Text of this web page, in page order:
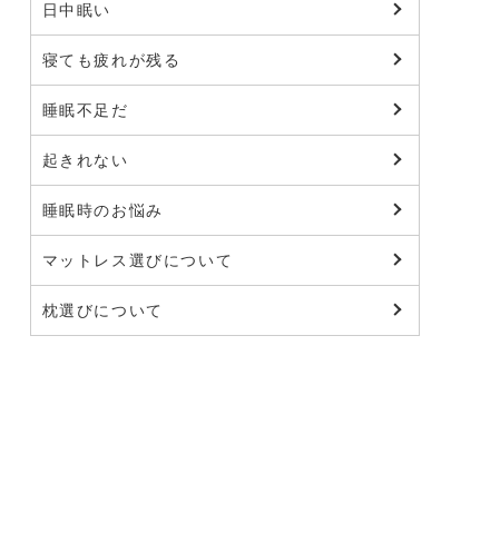
日中眠い
寝ても疲れが残る
睡眠不足だ
起きれない
睡眠時のお悩み
マットレス選びについて
枕選びについて